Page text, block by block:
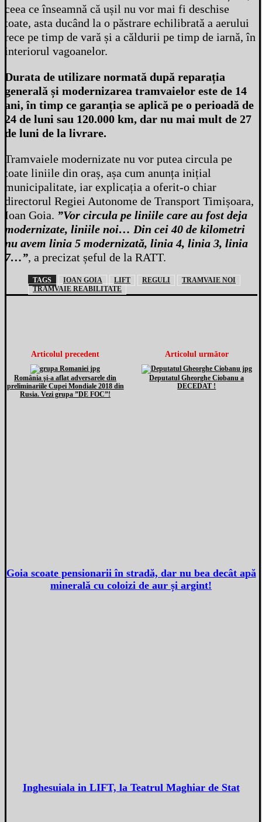
ceea ce înseamnă că ușil nu vor mai fi deschise
toate, asta ducând la o păstrare echilibrată a aerului
rece pe timp de vară și a căldurii pe timp de iarnă, în
interiorul vagoanelor.
Durata de utilizare normată după reparația
generală și modernizarea tramvaielor este de 14
ani, în timp ce garanția se aplică pe o perioadă de
24 de luni sau 120.000 km, dar nu mai mult de 27
de luni de la livrare.
Tramvaiele modernizate nu vor putea circula pe
toate liniile din oraș, așa cum anunța inițial
municipalitate, iar explicația a oferit-o chiar
directorul Regiei Autonome de Transport Timișoara,
Ioan Goia. ”Vor circula pe liniile care au fost deja
modernizate, liniile noi… Din cei 40 de kilometri
nu avem linia 5 modernizată, linia 4, linia 3, linia
7…”, a precizat șeful de la RATT.
TAGS IOAN GOIA LIFT REGULI
TRAMVAIE NOI
TRAMVAIE REABILITATE
Articolul precedent
România şi-a aflat adversarele din
preliminariile Cupei Mondiale 2018 din
Rusia. Vezi grupa ”DE FOC”!
Articolul următor
Deputatul Gheorghe Ciobanu a
DECEDAT !
Goia scoate pensionarii în stradă, dar nu bea decât apă
minerală cu coloizi de aur și argint!
Inghesuiala in LIFT, la Teatrul Maghiar de Stat